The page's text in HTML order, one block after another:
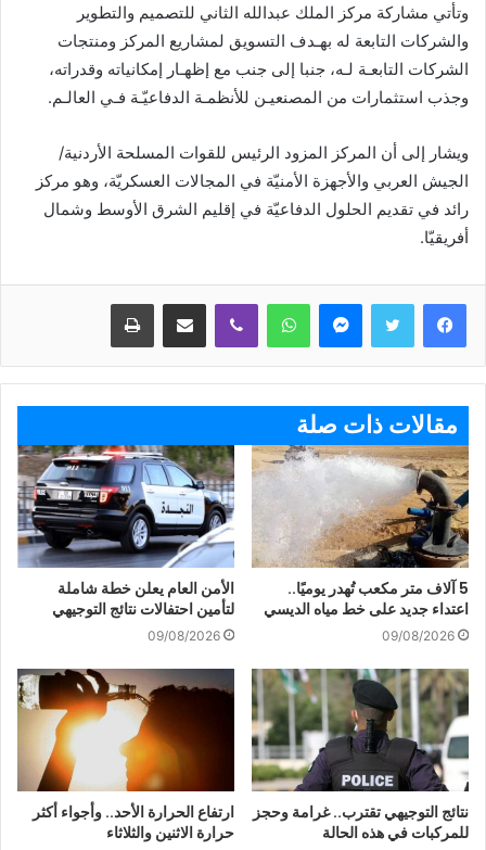
وتأتي مشاركة مركز الملك عبدالله الثاني للتصميم والتطوير
والشركات التابعة له بهـدف التسويق لمشاريع المركز ومنتجات
الشركات التابعـة لـه، جنبا إلى جنب مع إظهـار إمكانياته وقدراته،
وجذب استثمارات من المصنعيـن للأنظمـة الدفاعيّـة فـي العالـم.
ويشار إلى أن المركز المزود الرئيس للقوات المسلحة الأردنية/
الجيش العربي والأجهزة الأمنيّة في المجالات العسكريّة، وهو مركز
رائد في تقديم الحلول الدفاعيّة في إقليم الشرق الأوسط وشمال
أفريقيّا.
ماسنجر واتساب ڤايبر مشاركة عبر البريد طباعة
مقالات ذات صلة
5 آلاف متر مكعب تُهدر يوميًا..
اعتداء جديد على خط مياه الديسي
09/08/2026
الأمن العام يعلن خطة شاملة
لتأمين احتفالات نتائج التوجيهي
09/08/2026
نتائج التوجيهي تقترب.. غرامة وحجز
للمركبات في هذه الحالة
ارتفاع الحرارة الأحد.. وأجواء أكثر
حرارة الاثنين والثلاثاء